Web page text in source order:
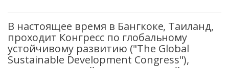
В настоящее время в Бангкоке, Таиланд,
проходит Конгресс по глобальному
устойчивому развитию ("The Global
Sustainable Development Congress"),